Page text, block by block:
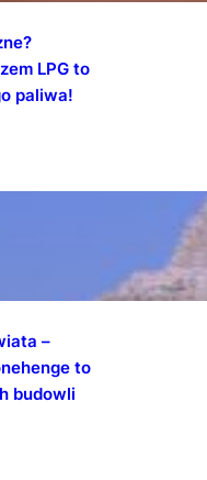
LPG to
paliwa!
–
to
budowli